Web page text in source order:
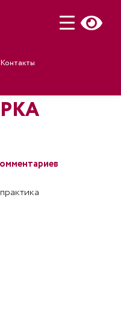
Контакты